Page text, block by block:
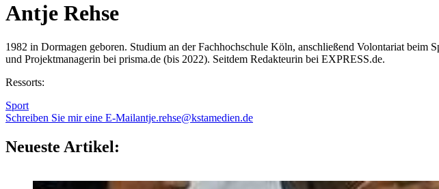
Antje Rehse
1982 in Dormagen geboren. Studium an der Fachhochschule Köln, anschließend Volontariat
und Projektmanagerin bei prisma.de (bis 2022). Seitdem Redakteurin bei EXPRESS.de.
Ressorts:
Sport
Schreiben Sie mir eine E-Mailantje.rehse@kstamedien.de
Neueste Artikel: